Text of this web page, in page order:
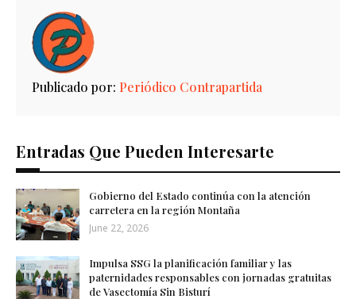
Publicado por: Periódico Contrapartida
Entradas Que Pueden Interesarte
Gobierno del Estado continúa con la atención
carretera en la región Montaña
June 22, 2026
Impulsa SSG la planificación familiar y las
paternidades responsables con jornadas gratuitas
de Vasectomía Sin Bisturí